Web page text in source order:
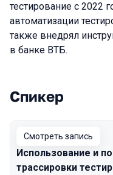
тестирование с 2022
автоматизации
также внедрял
в банке ВТБ.
Выступления
Спикер
Смотреть запись
Использование и
трассировки